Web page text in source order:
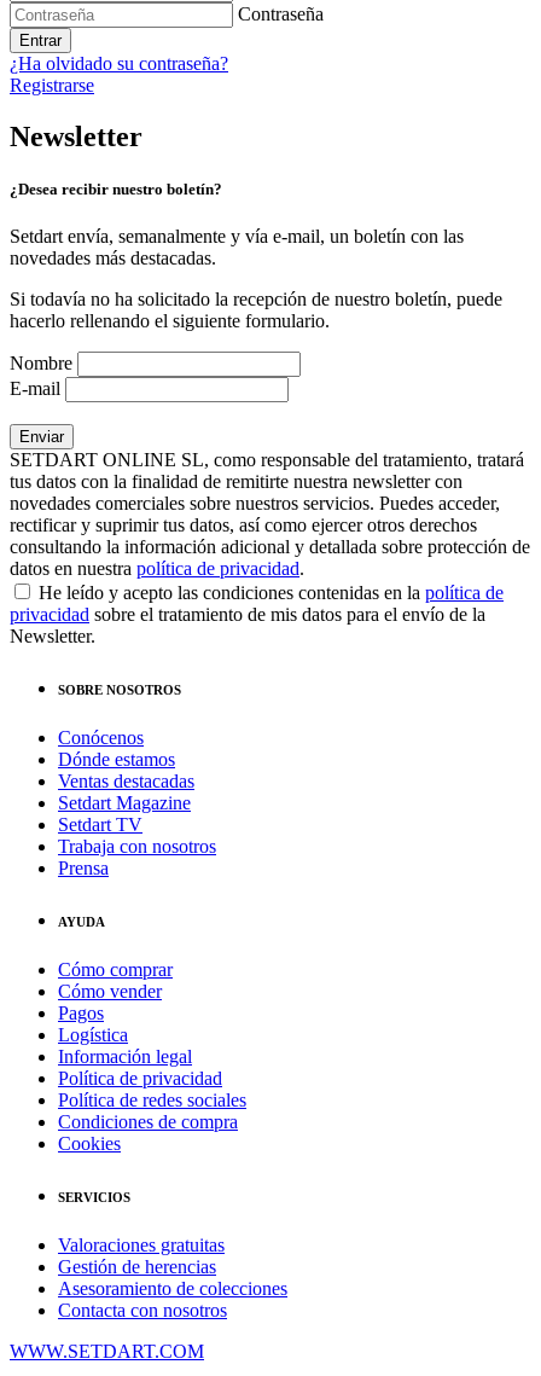
Contraseña
Entrar
¿Ha olvidado su contraseña?
Registrarse
Newsletter
¿Desea recibir nuestro boletín?
Setdart envía, semanalmente y vía e-mail, un boletín con las
novedades más destacadas.
Si todavía no ha solicitado la recepción de nuestro boletín, puede
hacerlo rellenando el siguiente formulario.
Nombre
E-mail
SETDART ONLINE SL, como responsable del tratamiento, tratará
tus datos con la finalidad de remitirte nuestra newsletter con
novedades comerciales sobre nuestros servicios. Puedes acceder,
rectificar y suprimir tus datos, así como ejercer otros derechos
consultando la información adicional y detallada sobre protección de
datos en nuestra política de privacidad.
He leído y acepto las condiciones contenidas en la política de
privacidad sobre el tratamiento de mis datos para el envío de la
Newsletter.
SOBRE NOSOTROS
Conócenos
Dónde estamos
Ventas destacadas
Setdart Magazine
Setdart TV
Trabaja con nosotros
Prensa
AYUDA
Cómo comprar
Cómo vender
Pagos
Logística
Información legal
Política de privacidad
Política de redes sociales
Condiciones de compra
Cookies
SERVICIOS
Valoraciones gratuitas
Gestión de herencias
Asesoramiento de colecciones
Contacta con nosotros
WWW.SETDART.COM